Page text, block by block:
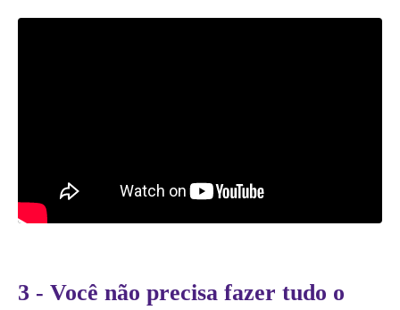
3 - Você não precisa fazer tudo o